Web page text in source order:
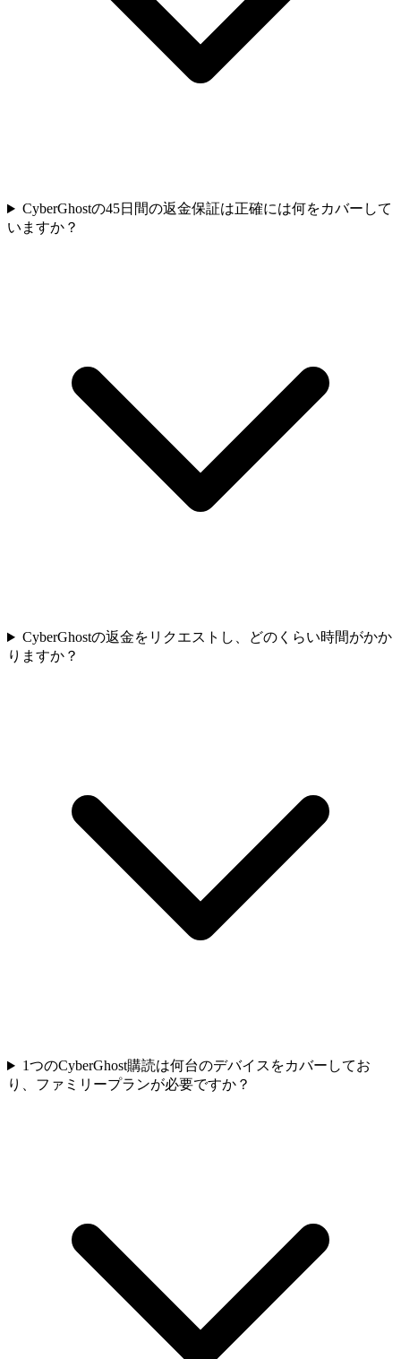
CyberGhostの45日間の返金保証は正確には何をカバーして
いますか？
CyberGhostの返金をリクエストし、どのくらい時間がかか
りますか？
1つのCyberGhost購読は何台のデバイスをカバーしてお
り、ファミリープランが必要ですか？